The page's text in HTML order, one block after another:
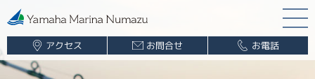
アクセス お問合せ お電話